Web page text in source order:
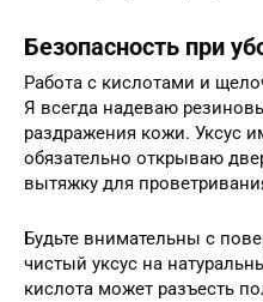
Безопасность при
Работа с кислотами и
Я всегда надеваю
раздражения кожи. Уксус
обязательно открываю
вытяжку для
Будьте внимательны с
чистый уксус на
кислота может разъесть